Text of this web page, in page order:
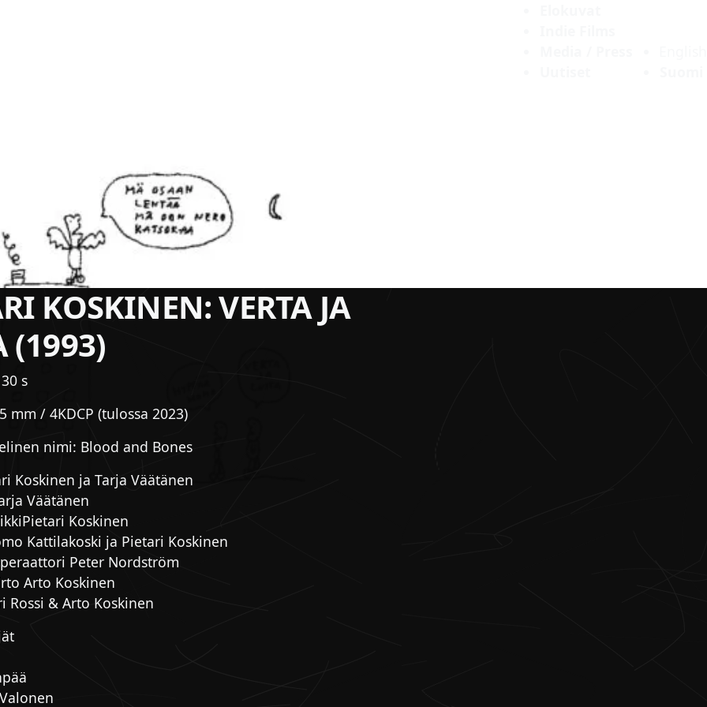
KOSKINEN: VERTA JA
(1993)
s
mm / 4KDCP (tulossa 2023)
nimi: Blood and Bones
Koskinen ja Tarja Väätänen
Väätänen
Koskinen
Kattilakoski ja Pietari Koskinen
Peter Nordström
Arto Koskinen
Rossi & Arto Koskinen